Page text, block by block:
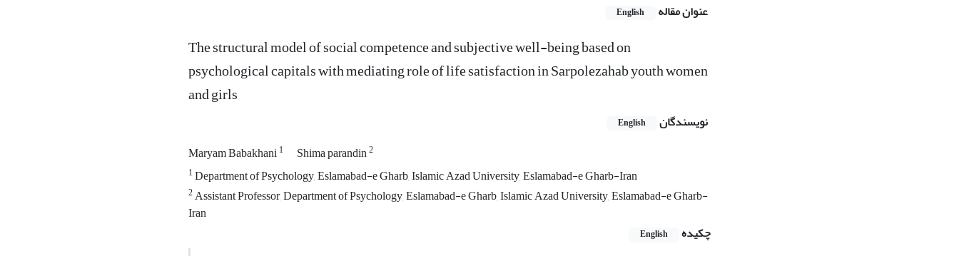
عنوان مقاله English
The structural model of social competence and subjective well-being based on
psychological capitals with mediating role of life satisfaction in Sarpolezahab youth women
and girls
نویسندگان English
Maryam Babakhani1 Shima parandin2
1Department of Psychology, Eslamabad-e Gharb, Islamic Azad University, Eslamabad-e Gharb-Iran
2Assistant Professor, Department of Psychology, Eslamabad-e Gharb, Islamic Azad University, Eslamabad-e Gharb-
Iran
چکیده
English